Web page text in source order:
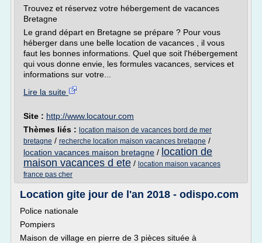
Trouvez et réservez votre hébergement de vacances
Bretagne
Le grand départ en Bretagne se prépare ? Pour vous
héberger dans une belle location de vacances , il vous
faut les bonnes informations. Quel que soit l'hébergement
qui vous donne envie, les formules vacances, services et
informations sur votre...
Lire la suite
Site : http://www.locatour.com
Thèmes liés : location maison de vacances bord de mer
bretagne / recherche location maison vacances bretagne /
location vacances maison bretagne / location de
maison vacances d ete / location maison vacances
france pas cher
Location gite jour de l'an 2018 - odispo.com
Police nationale
Pompiers
Maison de village en pierre de 3 pièces située à